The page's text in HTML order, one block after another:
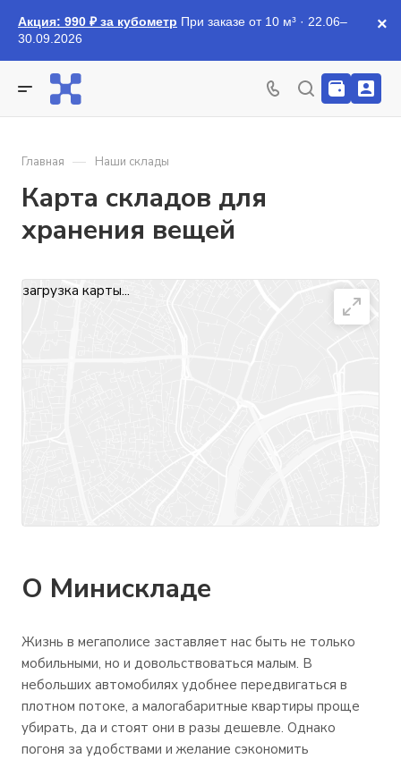
Акция: 990 ₽ за кубометр При заказе от 10 м³ · 22.06–
30.09.2026
×
Главная — Наши склады
Карта складов для
хранения вещей
загрузка карты...
О Минискладе
Жизнь в мегаполисе заставляет нас быть не только
мобильными, но и довольствоваться малым. В
небольших автомобилях удобнее передвигаться в
плотном потоке, а малогабаритные квартиры проще
убирать, да и стоят они в разы дешевле. Однако
погоня за удобствами и желание сэкономить